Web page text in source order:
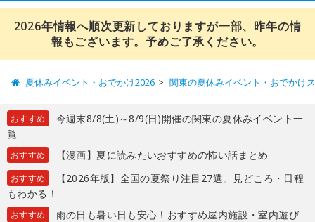
2026年情報へ順次更新しておりますが一部、昨年の情
報もございます。予めご了承ください。
夏休みイベント・おでかけ2026 関東の夏休みイベント・おでかけ
おすすめ
今週末8/8(土)～8/9(日)開催の関東の夏休みイベント一
覧
おすすめ 【漫画】夏に読みたいおすすめの怖い話まとめ
おすすめ
【2026年版】全国の夏祭り注目27選。見どころ・日程
もわかる！
おすすめ
雨の日も暑い日も安心！おすすめ屋内施設・室内遊び